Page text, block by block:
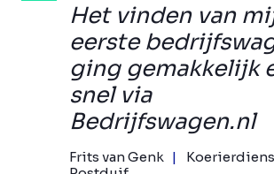
Het vinden van
eerste
ging gemakkelijk
snel via
Bedrijfswagen.nl
Frits van Genk